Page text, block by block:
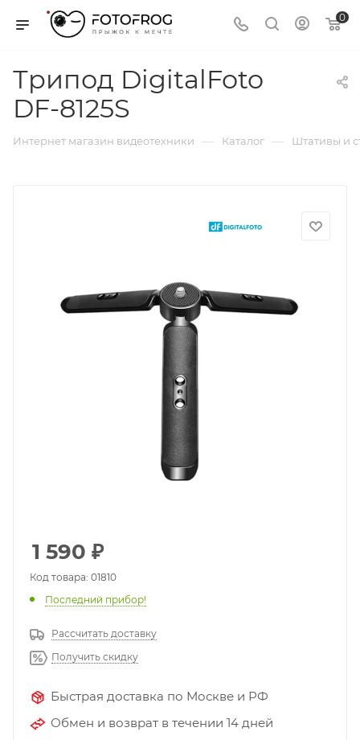
0
Трипод DigitalFoto
DF-8125S
Интернет магазин видеотехники — Каталог — Штативы и
1 590 ₽
Код товара: 01810
Последний прибор!
Рассчитать доставку
Получить скидку
Быстрая доставка по Москве и РФ
Обмен и возврат в течении 14 дней